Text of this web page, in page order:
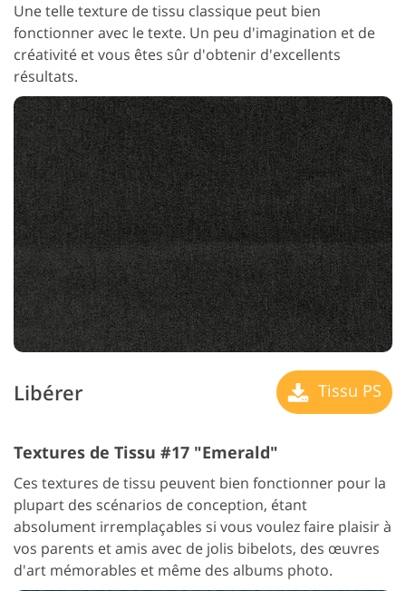
Une telle texture de tissu classique peut bien
fonctionner avec le texte. Un peu d'imagination et de
créativité et vous êtes sûr d'obtenir d'excellents
résultats.
Libérer Tissu PS
Textures de Tissu #17 "Emerald"
Ces textures de tissu peuvent bien fonctionner pour la
plupart des scénarios de conception, étant
absolument irremplaçables si vous voulez faire plaisir à
vos parents et amis avec de jolis bibelots, des œuvres
d'art mémorables et même des albums photo.